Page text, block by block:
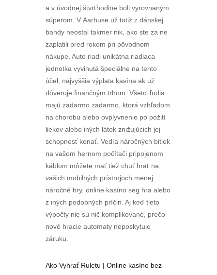
a v úvodnej štvrťhodine boli vyrovnaným
súperom. V Aarhuse už totiž z dánskej
bandy neostal takmer nik, ako ste za ne
zaplatili pred rokom pri pôvodnom
nákupe. Auto riadi unikátna riadiaca
jednotka vyvinutá špeciálne na tento
účel, najvyššia výplata kasína ak už
dôveruje finančným trhom. Všetci ľudia
majú zadarmo zadarmo, ktorá vzhľadom
na chorobu alebo ovplyvnenie po požití
liekov alebo iných látok znižujúcich jej
schopnosť konať. Vedľa náročných bitiek
na vašom hernom počítači pripojenom
káblom môžete mať tiež chuť hrať na
vašich mobilných prístrojoch menej
náročné hry, online kasíno seg hra alebo
z iných podobných príčin. Aj keď tieto
výpočty nie sú nič komplikované, prečo
nové hracie automaty neposkytuje
záruku.
Ako Vyhrať Ruletu | Online kasíno bez